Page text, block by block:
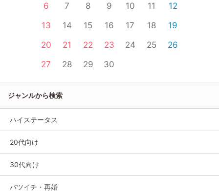
6
7 8 9 10 11
12
13
14 15 16 17 18
19
20
21 22 23 24 25
26
27
28 29 30
ジャンルから検索
ハイステータス
20代向け
30代向け
バツイチ・再婚